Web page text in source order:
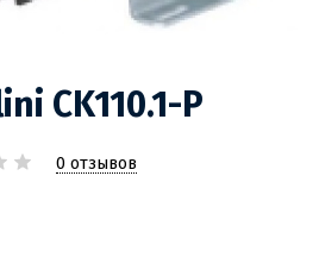
CK110.1-P
0 отзывов